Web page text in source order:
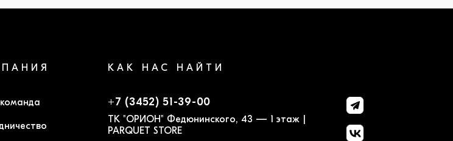
КАК НАС НАЙТИ
+7 (3452) 51-39-00
ТК "ОРИОН" Федюнинского, 43 — 1 этаж |
PARQUET STORE